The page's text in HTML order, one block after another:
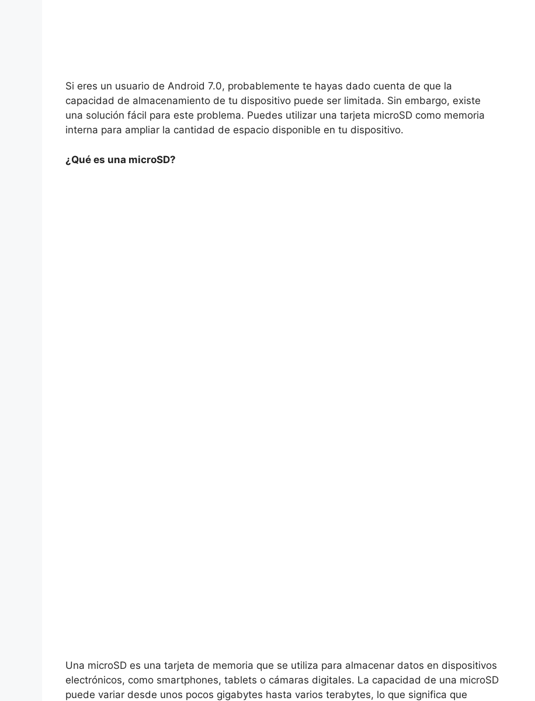
Si eres un usuario de Android 7.0, probablemente te hayas dado cuenta de que la
capacidad de almacenamiento de tu dispositivo puede ser limitada. Sin embargo, existe
una solución fácil para este problema. Puedes utilizar una tarjeta microSD como memoria
interna para ampliar la cantidad de espacio disponible en tu dispositivo.
¿Qué es una microSD?
Una microSD es una tarjeta de memoria que se utiliza para almacenar datos en dispositivos
electrónicos, como smartphones, tablets o cámaras digitales. La capacidad de una microSD
puede variar desde unos pocos gigabytes hasta varios terabytes, lo que significa que